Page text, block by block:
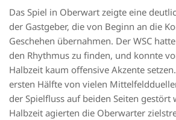
Das Spiel in Oberwart zeigte eine
der Gastgeber, die von Beginn an die
Geschehen übernahmen. Der WSC
den Rhythmus zu finden, und konnte
Halbzeit kaum offensive Akzente
ersten Hälfte von vielen
der Spielfluss auf beiden Seiten gestört
Halbzeit agierten die Oberwarter